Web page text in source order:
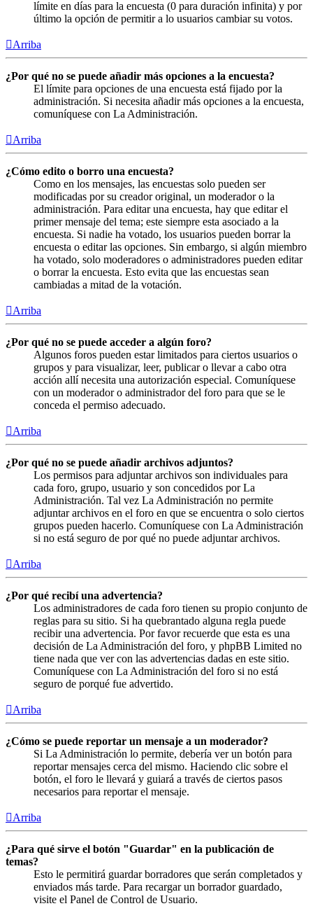
límite en días para la encuesta (0 para duración infinita) y por
último la opción de permitir a lo usuarios cambiar su votos.
Arriba
¿Por qué no se puede añadir más opciones a la encuesta?
El límite para opciones de una encuesta está fijado por la
administración. Si necesita añadir más opciones a la encuesta,
comuníquese con La Administración.
Arriba
¿Cómo edito o borro una encuesta?
Como en los mensajes, las encuestas solo pueden ser
modificadas por su creador original, un moderador o la
administración. Para editar una encuesta, hay que editar el
primer mensaje del tema; este siempre esta asociado a la
encuesta. Si nadie ha votado, los usuarios pueden borrar la
encuesta o editar las opciones. Sin embargo, si algún miembro
ha votado, solo moderadores o administradores pueden editar
o borrar la encuesta. Esto evita que las encuestas sean
cambiadas a mitad de la votación.
Arriba
¿Por qué no se puede acceder a algún foro?
Algunos foros pueden estar limitados para ciertos usuarios o
grupos y para visualizar, leer, publicar o llevar a cabo otra
acción allí necesita una autorización especial. Comuníquese
con un moderador o administrador del foro para que se le
conceda el permiso adecuado.
Arriba
¿Por qué no se puede añadir archivos adjuntos?
Los permisos para adjuntar archivos son individuales para
cada foro, grupo, usuario y son concedidos por La
Administración. Tal vez La Administración no permite
adjuntar archivos en el foro en que se encuentra o solo ciertos
grupos pueden hacerlo. Comuníquese con La Administración
si no está seguro de por qué no puede adjuntar archivos.
Arriba
¿Por qué recibí una advertencia?
Los administradores de cada foro tienen su propio conjunto de
reglas para su sitio. Si ha quebrantado alguna regla puede
recibir una advertencia. Por favor recuerde que esta es una
decisión de La Administración del foro, y phpBB Limited no
tiene nada que ver con las advertencias dadas en este sitio.
Comuníquese con La Administración del foro si no está
seguro de porqué fue advertido.
Arriba
¿Cómo se puede reportar un mensaje a un moderador?
Si La Administración lo permite, debería ver un botón para
reportar mensajes cerca del mismo. Haciendo clic sobre el
botón, el foro le llevará y guiará a través de ciertos pasos
necesarios para reportar el mensaje.
Arriba
¿Para qué sirve el botón "Guardar" en la publicación de
temas?
Esto le permitirá guardar borradores que serán completados y
enviados más tarde. Para recargar un borrador guardado,
visite el Panel de Control de Usuario.